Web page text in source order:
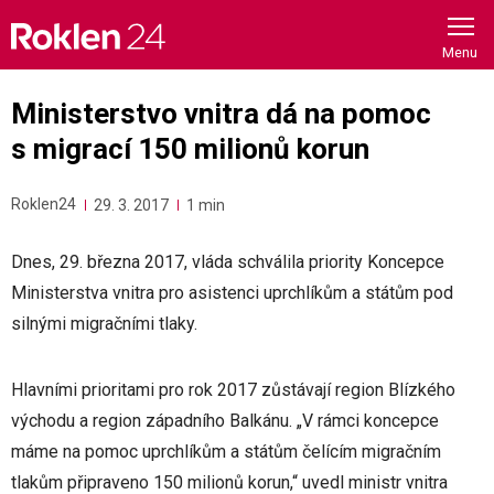
content
Ministerstvo vnitra dá na pomoc
s migrací 150 milionů korun
Roklen24 29. 3. 2017 1 min
Dnes, 29. března 2017, vláda schválila priority Koncepce
Ministerstva vnitra pro asistenci uprchlíkům a státům pod
silnými migračními tlaky.
Hlavními prioritami pro rok 2017 zůstávají region Blízkého
východu a region západního Balkánu. „V rámci koncepce
máme na pomoc uprchlíkům a státům čelícím migračním
tlakům připraveno 150 milionů korun,“ uvedl ministr vnitra